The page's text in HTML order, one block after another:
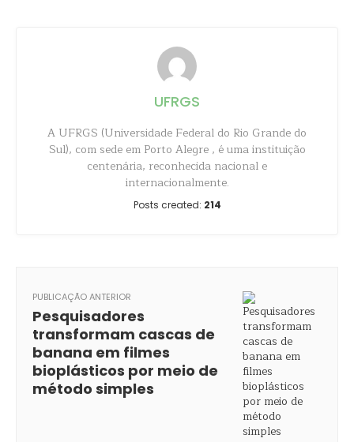
UFRGS
A UFRGS (Universidade Federal do Rio Grande do
Sul), com sede em Porto Alegre , é uma instituição
centenária, reconhecida nacional e
internacionalmente.
Posts created: 214
PUBLICAÇÃO ANTERIOR
Pesquisadores
transformam cascas de
banana em filmes
bioplásticos por meio de
método simples